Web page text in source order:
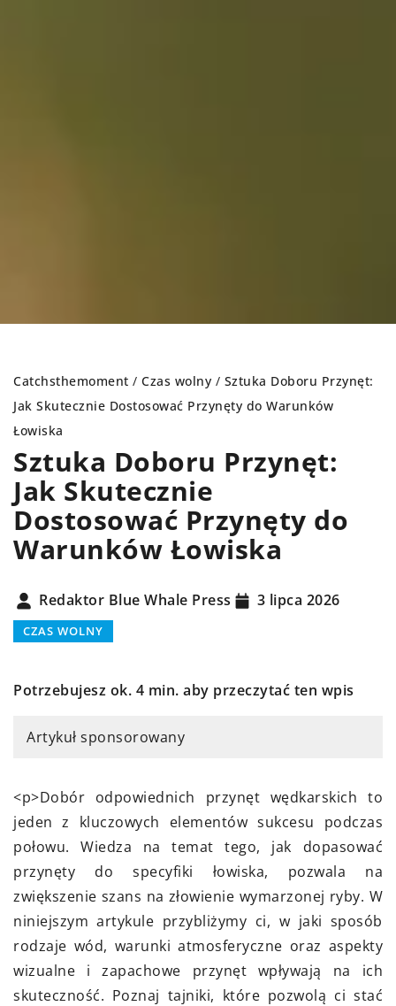
Catchsthemoment / Czas wolny / Sztuka Doboru Przynęt:
Jak Skutecznie Dostosować Przynęty do Warunków
Łowiska
Sztuka Doboru Przynęt:
Jak Skutecznie
Dostosować Przynęty do
Warunków Łowiska
Redaktor Blue Whale Press 3 lipca 2026
CZAS WOLNY
Potrzebujesz ok. 4 min. aby przeczytać ten wpis
Artykuł sponsorowany
<p>Dobór odpowiednich przynęt wędkarskich to
jeden z kluczowych elementów sukcesu podczas
połowu. Wiedza na temat tego, jak dopasować
przynęty do specyfiki łowiska, pozwala na
zwiększenie szans na złowienie wymarzonej ryby. W
niniejszym artykule przybliżymy ci, w jaki sposób
rodzaje wód, warunki atmosferyczne oraz aspekty
wizualne i zapachowe przynęt wpływają na ich
skuteczność. Poznaj tajniki, które pozwolą ci stać